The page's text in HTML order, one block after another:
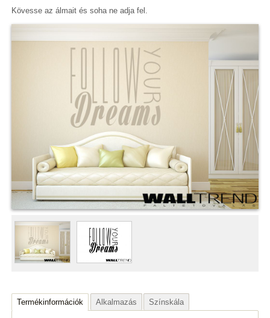
Kövesse az álmait és soha ne adja fel.
Termékinformációk Alkalmazás Színskála